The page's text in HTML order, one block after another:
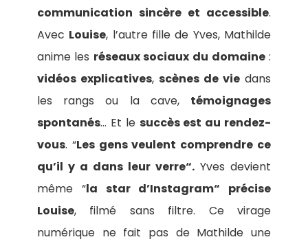
communication sincère et accessible.
Avec Louise, l’autre fille de Yves, Mathilde
anime les réseaux sociaux du domaine:
vidéos explicatives, scènes de vie dans
les rangs ou la cave, témoignages
spontanés… Et le succès est au rendez-
vous. “Les gens veulent comprendre ce
qu’il y a dans leur verre“. Yves devient
même “la star d’Instagram“ précise
Louise, filmé sans filtre. Ce virage
numérique ne fait pas de Mathilde une